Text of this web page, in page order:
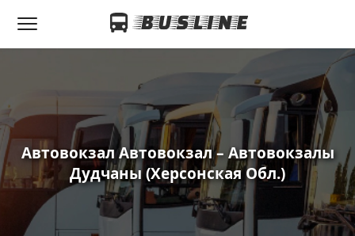
Автовокзал Автовокзал – Автовокзалы
Дудчаны (Херсонская Обл.)